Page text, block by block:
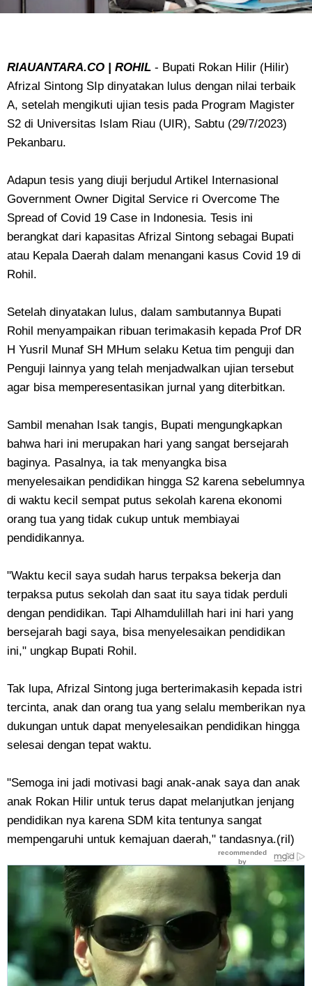
RIAUANTARA.CO | ROHIL - Bupati Rokan Hilir (Hilir)
Afrizal Sintong SIp dinyatakan lulus dengan nilai terbaik
A, setelah mengikuti ujian tesis pada Program Magister
S2 di Universitas Islam Riau (UIR), Sabtu (29/7/2023)
Pekanbaru.
Adapun tesis yang diuji berjudul Artikel Internasional
Government Owner Digital Service ri Overcome The
Spread of Covid 19 Case in Indonesia. Tesis ini
berangkat dari kapasitas Afrizal Sintong sebagai Bupati
atau Kepala Daerah dalam menangani kasus Covid 19 di
Rohil.
Setelah dinyatakan lulus, dalam sambutannya Bupati
Rohil menyampaikan ribuan terimakasih kepada Prof DR
H Yusril Munaf SH MHum selaku Ketua tim penguji dan
Penguji lainnya yang telah menjadwalkan ujian tersebut
agar bisa memperesentasikan jurnal yang diterbitkan.
Sambil menahan Isak tangis, Bupati mengungkapkan
bahwa hari ini merupakan hari yang sangat bersejarah
baginya. Pasalnya, ia tak menyangka bisa
menyelesaikan pendidikan hingga S2 karena sebelumnya
di waktu kecil sempat putus sekolah karena ekonomi
orang tua yang tidak cukup untuk membiayai
pendidikannya.
"Waktu kecil saya sudah harus terpaksa bekerja dan
terpaksa putus sekolah dan saat itu saya tidak perduli
dengan pendidikan. Tapi Alhamdulillah hari ini hari yang
bersejarah bagi saya, bisa menyelesaikan pendidikan
ini," ungkap Bupati Rohil.
Tak lupa, Afrizal Sintong juga berterimakasih kepada istri
tercinta, anak dan orang tua yang selalu memberikan nya
dukungan untuk dapat menyelesaikan pendidikan hingga
selesai dengan tepat waktu.
"Semoga ini jadi motivasi bagi anak-anak saya dan anak
anak Rokan Hilir untuk terus dapat melanjutkan jenjang
pendidikan nya karena SDM kita tentunya sangat
mempengaruhi untuk kemajuan daerah," tandasnya.(ril)